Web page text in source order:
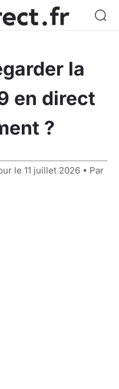
la
en direct
?
le 11 juillet 2026 • Par